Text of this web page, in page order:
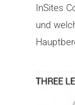
InSites
und